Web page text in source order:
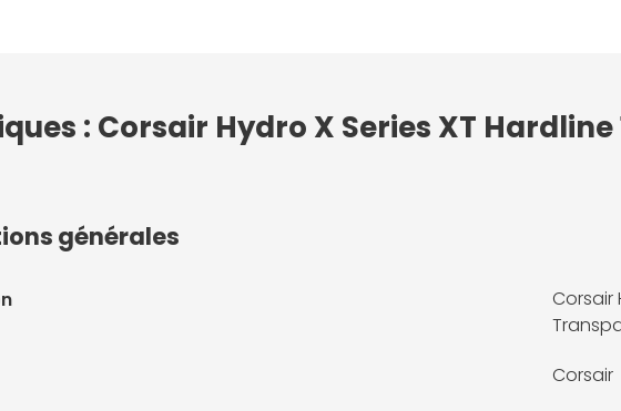
: Corsair Hydro X Series XT
générales
Corsair
Corsair